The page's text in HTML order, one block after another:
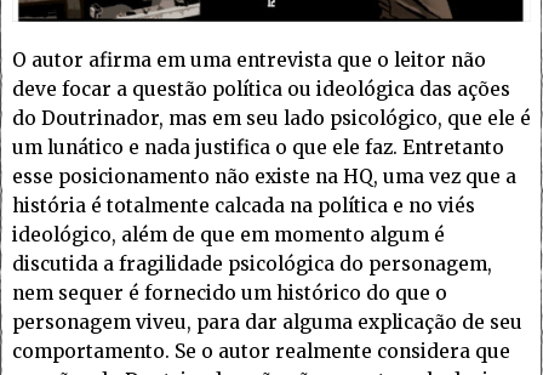
O autor afirma em uma entrevista que o leitor não
deve focar a questão política ou ideológica das ações
do Doutrinador, mas em seu lado psicológico, que ele é
um lunático e nada justifica o que ele faz. Entretanto
esse posicionamento não existe na HQ, uma vez que a
história é totalmente calcada na política e no viés
ideológico, além de que em momento algum é
discutida a fragilidade psicológica do personagem,
nem sequer é fornecido um histórico do que o
personagem viveu, para dar alguma explicação de seu
comportamento. Se o autor realmente considera que